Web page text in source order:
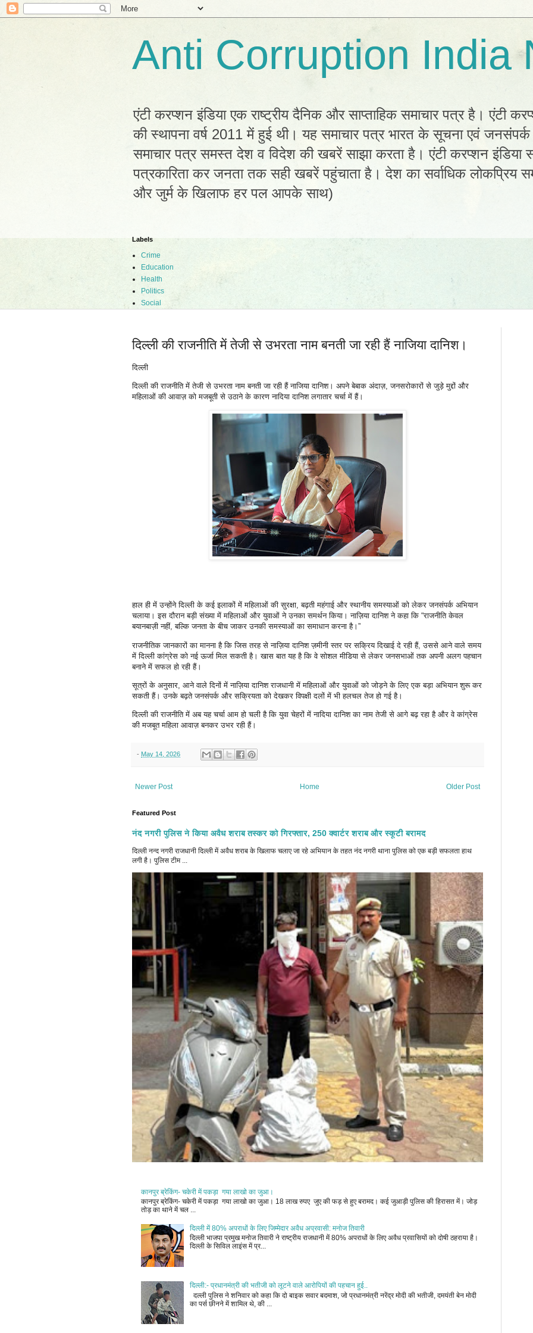
Anti Corruption India
एंटी करप्शन इंडिया एक राष्ट्रीय दैनिक और साप्ताहिक समाचार पत्र है। एंटी
की स्थापना वर्ष 2011 में हुई थी। यह समाचार पत्र भारत के सूचना एवं
समाचार पत्र समस्त देश व विदेश की खबरें साझा करता है। एंटी करप्शन इंडिया
पत्रकारिता कर जनता तक सही खबरें पहुंचाता है। देश का सर्वाधिक लोकप्रिय
और जुर्म के खिलाफ हर पल आपके साथ)
Labels
Crime
Education
Health
Politics
Social
दिल्ली की राजनीति में तेजी से उभरता नाम बनती जा रही हैं नाजिया दानिश।
दिल्ली
दिल्ली की राजनीति में तेजी से उभरता नाम बनती जा रही हैं नाजिया दानिश। अपने बेबाक अंदाज़, जनसरोकारों से जुड़े मुद्दों और
महिलाओं की आवाज़ को मजबूती से उठाने के कारण नादिया दानिश लगातार चर्चा में हैं।
हाल ही में उन्होंने दिल्ली के कई इलाकों में महिलाओं की सुरक्षा, बढ़ती महंगाई और स्थानीय समस्याओं को लेकर जनसंपर्क अभियान
चलाया। इस दौरान बड़ी संख्या में महिलाओं और युवाओं ने उनका समर्थन किया। नाज़िया दानिश ने कहा कि “राजनीति केवल
बयानबाज़ी नहीं, बल्कि जनता के बीच जाकर उनकी समस्याओं का समाधान करना है।”
राजनीतिक जानकारों का मानना है कि जिस तरह से नाज़िया दानिश ज़मीनी स्तर पर सक्रिय दिखाई दे रही हैं, उससे आने वाले समय
में दिल्ली कांग्रेस को नई ऊर्जा मिल सकती है। खास बात यह है कि वे सोशल मीडिया से लेकर जनसभाओं तक अपनी अलग पहचान
बनाने में सफल हो रही हैं।
सूत्रों के अनुसार, आने वाले दिनों में नाज़िया दानिश राजधानी में महिलाओं और युवाओं को जोड़ने के लिए एक बड़ा अभियान शुरू कर
सकती हैं। उनके बढ़ते जनसंपर्क और सक्रियता को देखकर विपक्षी दलों में भी हलचल तेज हो गई है।
दिल्ली की राजनीति में अब यह चर्चा आम हो चली है कि युवा चेहरों में नादिया दानिश का नाम तेजी से आगे बढ़ रहा है और वे कांग्रेस
की मजबूत महिला आवाज़ बनकर उभर रही हैं।
- May 14, 2026
Newer Post Older Post
Home
Featured Post
नंद नगरी पुलिस ने किया अवैध शराब तस्कर को गिरफ्तार, 250 क्वार्टर शराब और स्कूटी बरामद
दिल्ली नन्द नगरी राजधानी दिल्ली में अवैध शराब के खिलाफ चलाए जा रहे अभियान के तहत नंद नगरी थाना पुलिस को एक बड़ी सफलता हाथ
लगी है। पुलिस टीम ...
कानपुर ब्रेकिंग- चकेरी में पकड़ा गया लाखो का जुआ।
कानपुर ब्रेकिंग- चकेरी में पकड़ा गया लाखो का जुआ। 18 लाख रुपए जुए की फड़ से हुए बरामद। कई जुआड़ी पुलिस की हिरासत में। जोड़
तोड़ का थाने में चल ...
दिल्ली में 80% अपराधों के लिए जिम्मेदार अवैध अप्रवासी: मनोज तिवारी
दिल्ली भाजपा प्रमुख मनोज तिवारी ने राष्ट्रीय राजधानी में 80% अपराधों के लिए अवैध प्रवासियों को दोषी ठहराया है।
दिल्ली के सिविल लाइंस में प्र...
दिल्ली:- प्रधानमंत्री की भतीजी को लूटने वाले आरोपियों की पहचान हुई..
दल्ली पुलिस ने शनिवार को कहा कि दो बाइक सवार बदमाश, जो प्रधानमंत्री नरेंद्र मोदी की भतीजी, दमयंती बेन मोदी
का पर्स छीनने में शामिल थे, की ...